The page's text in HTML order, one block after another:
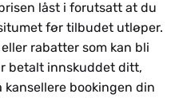
låst i forutsatt at du
før tilbudet utløper.
rabatter som kan bli
betalt innskuddet ditt,
kansellere bookingen din